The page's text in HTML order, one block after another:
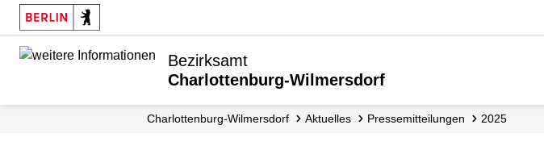
Bezirksamt
Charlottenburg-Wilmersdorf
Charlottenburg-Wilmersdorf Aktuelles Presse­mitteilungen 2025